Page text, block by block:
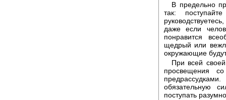
В предельно
так:
даже если
понравится
щедрый или
окружающие
При всей
просвещения
обязательную
поступать